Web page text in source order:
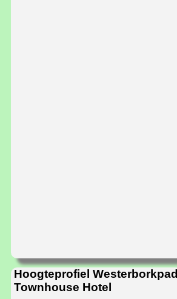
Hoogteprofiel
Townhouse Hotel